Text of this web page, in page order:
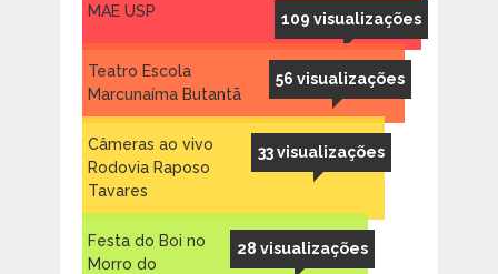
109 visualizações
MAE USP
56 visualizações
Teatro Escola
Marcunaíma Butantã
33 visualizações
Câmeras ao vivo
Rodovia Raposo
Tavares
28 visualizações
Festa do Boi no
Morro do